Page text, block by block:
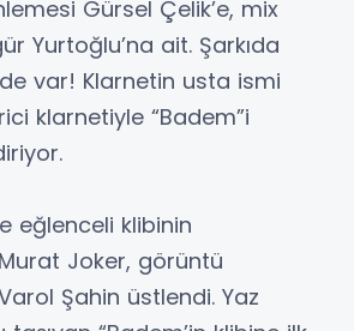
Gürsel Çelik’e, mix
Yurtoğlu’na ait. Şarkıda
var! Klarnetin usta ismi
klarnetiyle “Badem”i
eğlenceli klibinin
Joker, görüntü
Şahin üstlendi. Yaz